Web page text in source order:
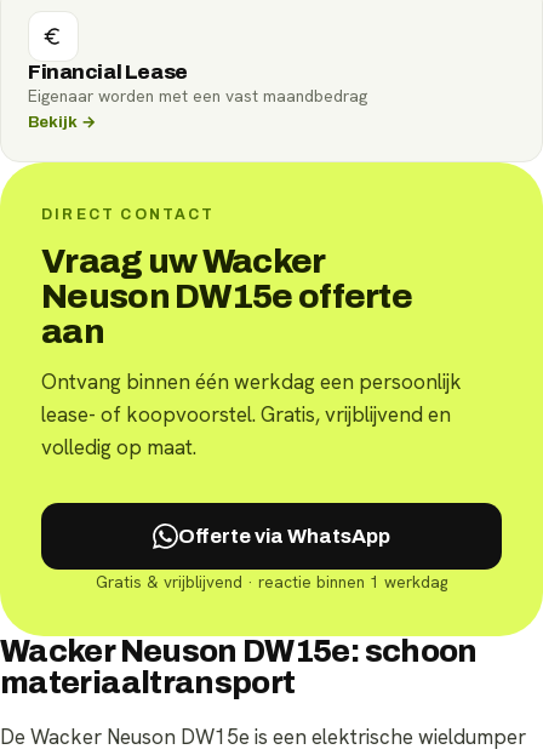
Financial Lease
Eigenaar worden met een vast maandbedrag
Bekijk →
DIRECT CONTACT
Vraag uw Wacker
Neuson DW15e offerte
aan
Ontvang binnen één werkdag een persoonlijk
lease- of koopvoorstel. Gratis, vrijblijvend en
volledig op maat.
Offerte via WhatsApp
Gratis & vrijblijvend · reactie binnen 1 werkdag
Wacker Neuson DW15e: schoon
materiaaltransport
De Wacker Neuson DW15e is een elektrische wieldumper